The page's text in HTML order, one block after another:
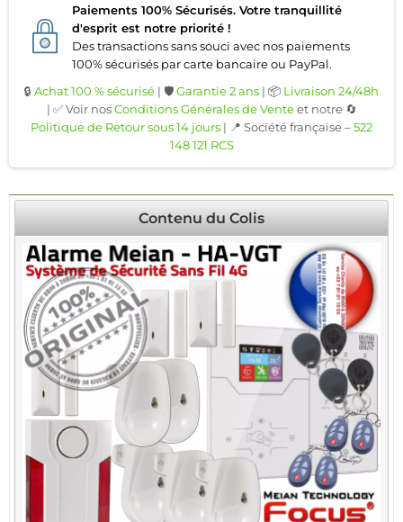
Paiements 100% Sécurisés. Votre tranquillité
d'esprit est notre priorité !
Des transactions sans souci avec nos paiements
100% sécurisés par carte bancaire ou PayPal.
🔒 Achat 100 % sécurisé | 🛡️Garantie 2 ans | 📦 Livraison 24/48h
| ✅ Voir nosConditions Générales de Venteet notre 🔄
Politique de Retour sous 14 jours | 📍 Société française –522
148 121 RCS
Contenu du Colis